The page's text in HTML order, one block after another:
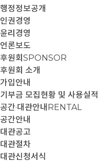
행정정보공개
인권경영
윤리경영
언론보도
후원회 SPONSOR
후원회 소개
가입안내
기부금 모집현황 및 사용실적
공간·대관안내 RENTAL
공간안내
대관공고
대관절차
대관신청서식